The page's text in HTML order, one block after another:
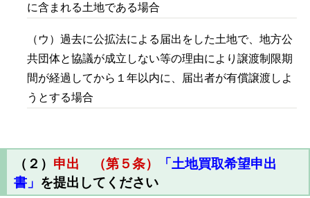
に含まれる土地である場合
（ウ）過去に公拡法による届出をした土地で、地方公
共団体と協議が成立しない等の理由により譲渡制限期
間が経過してから１年以内に、届出者が有償譲渡しよ
うとする場合
（２） 申出 （第５条）
「土地買取希望申出
書」 を提出してください